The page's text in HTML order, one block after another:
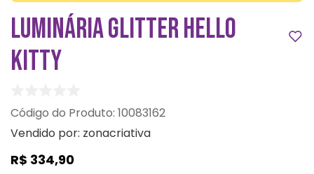
LUMINÁRIA GLITTER HELLO
KITTY
: 10083162
Vendido por: zonacriativa
R$ 334,90